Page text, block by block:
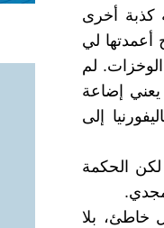
كذبة أخرى
أعمدتها لي
لم
يعني إضاعة
إلى
لكن الحكمة
خاطئ، بلا